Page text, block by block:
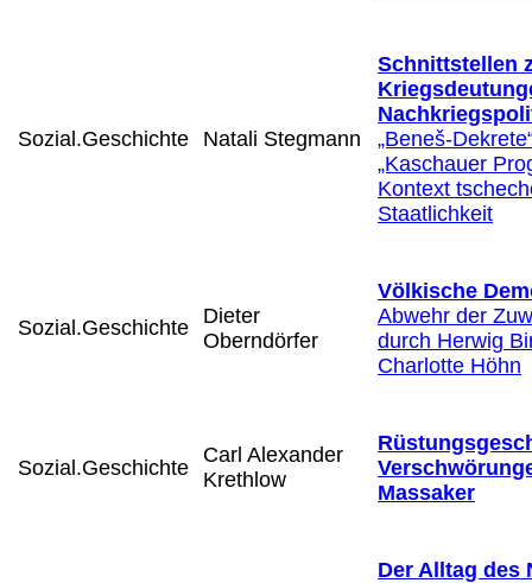
Sozial.Geschichte Natali Stegmann
Schnittstellen
„Beneš-
„Kaschauer
Kontext
Staatlichkeit
Sozial.Geschichte
Dieter
Oberndörfer
Völkische
Abwehr der
durch Herwig
Charlotte Höhn
Sozial.Geschichte
Carl Alexander
Krethlow
Massaker
Der Alltag des